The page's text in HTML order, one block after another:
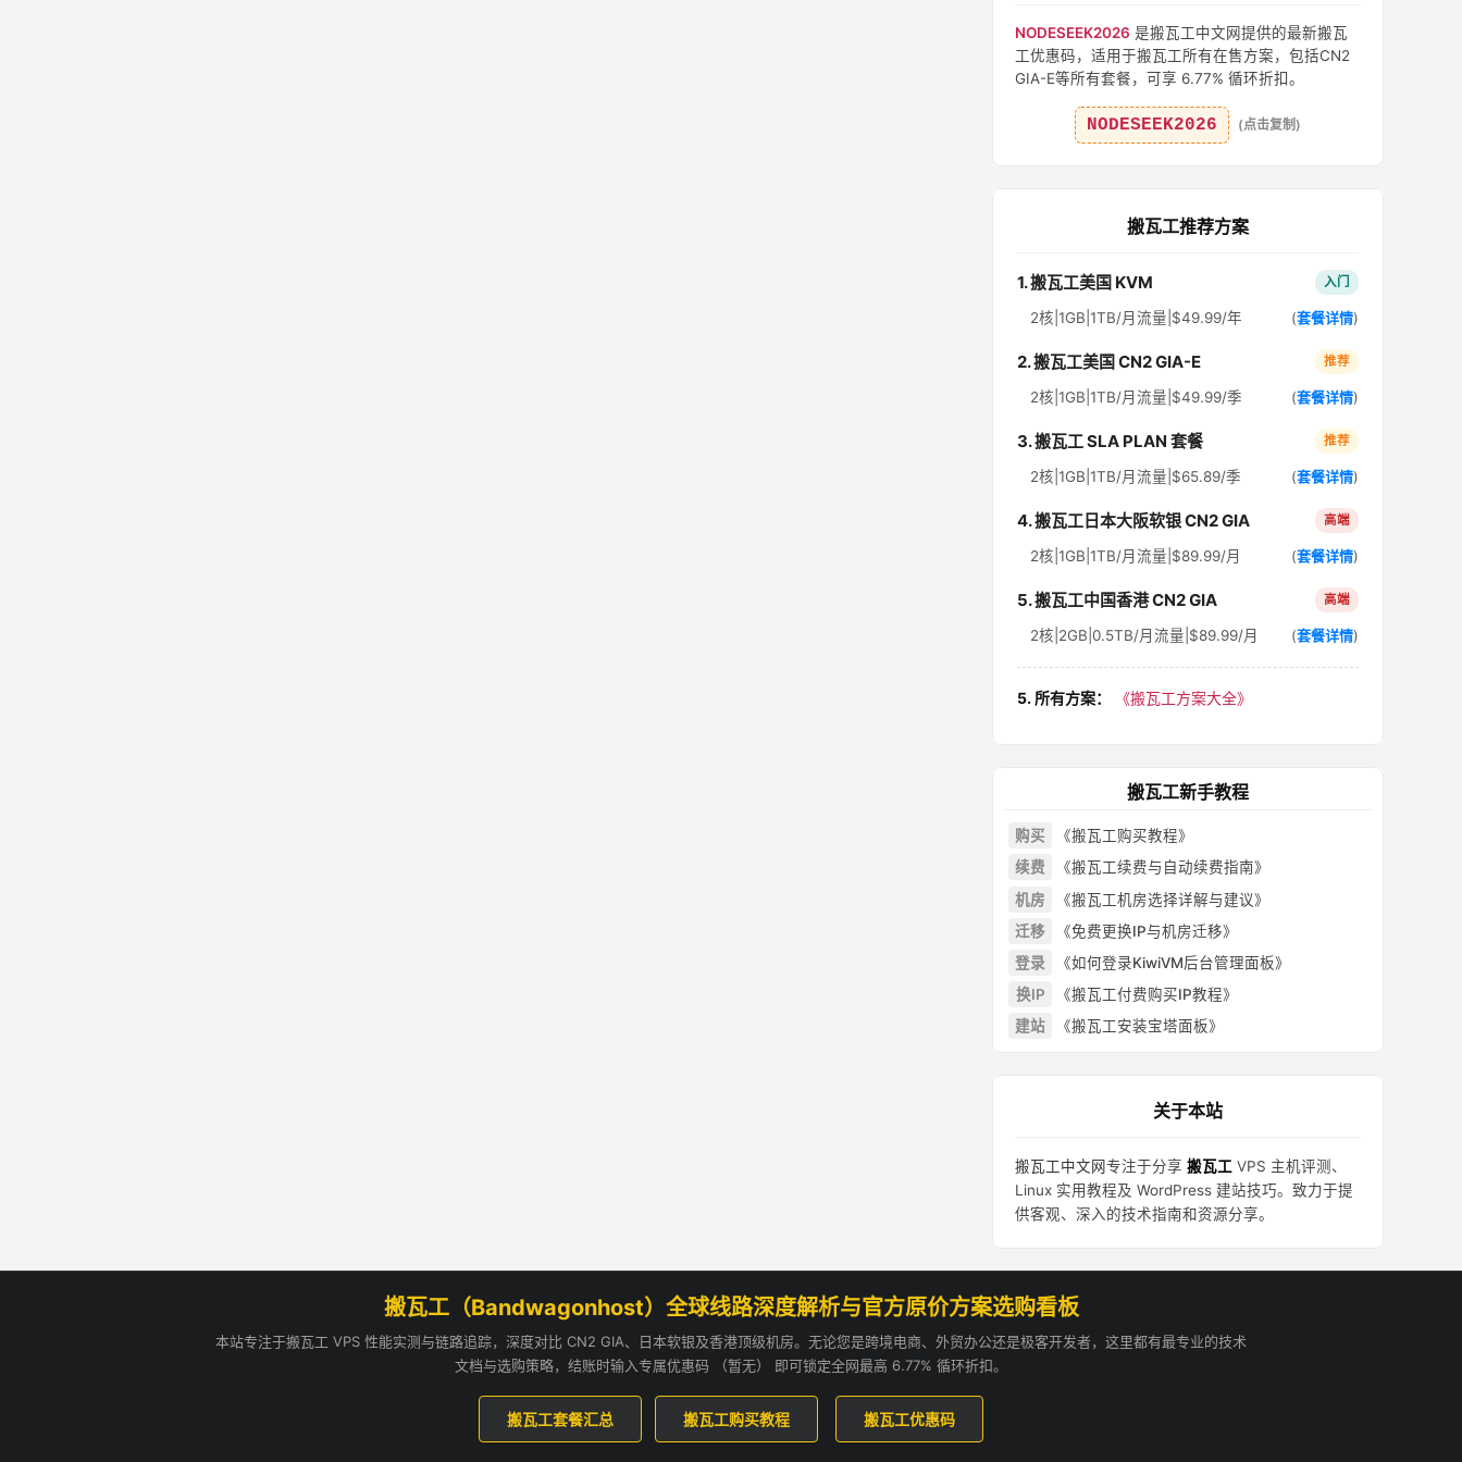
NODESEEK2026 是搬瓦工中文网提供的最新搬瓦
工优惠码，适用于搬瓦工所有在售方案，包括CN2
GIA-E等所有套餐，可享 6.77% 循环折扣。
NODESEEK2026 (点击复制)
搬瓦工推荐方案
1. 搬瓦工美国 KVM 入门
2核|1GB|1TB/月流量|$49.99/年 (套餐详情)
2. 搬瓦工美国 CN2 GIA-E 推荐
2核|1GB|1TB/月流量|$49.99/季 (套餐详情)
3. 搬瓦工 SLA PLAN 套餐 推荐
2核|1GB|1TB/月流量|$65.89/季 (套餐详情)
4. 搬瓦工日本大阪软银 CN2 GIA 高端
2核|1GB|1TB/月流量|$89.99/月 (套餐详情)
5. 搬瓦工中国香港 CN2 GIA 高端
2核|2GB|0.5TB/月流量|$89.99/月 (套餐详情)
5. 所有方案： 《搬瓦工方案大全》
搬瓦工新手教程
购买
《搬瓦工购买教程》
续费
《搬瓦工续费与自动续费指南》
机房
《搬瓦工机房选择详解与建议》
迁移
《免费更换IP与机房迁移》
登录
《如何登录KiwiVM后台管理面板》
换IP
《搬瓦工付费购买IP教程》
建站
《搬瓦工安装宝塔面板》
关于本站
搬瓦工中文网专注于分享 搬瓦工 VPS 主机评测、
Linux 实用教程及 WordPress 建站技巧。致力于提
供客观、深入的技术指南和资源分享。
搬瓦工（Bandwagonhost）全球线路深度解析与官方原价方案选购看板
本站专注于搬瓦工 VPS 性能实测与链路追踪，深度对比 CN2 GIA、日本软银及香港顶级机房。无论您是跨境电商、外贸办公还是极客开发者，这里都有最专业的技术
文档与选购策略，结账时输入专属优惠码 （暂无） 即可锁定全网最高 6.77% 循环折扣。
搬瓦工套餐汇总 搬瓦工购买教程 搬瓦工优惠码